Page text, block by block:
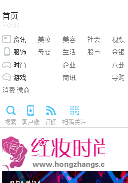
首页
HOME
资讯 美妆 美容 社会 视频
服饰
母婴 生活 股市 金银
时尚
企业 八卦
游戏
商讯 导购
消费 微商
搜索 客户端 订阅 扫码关注